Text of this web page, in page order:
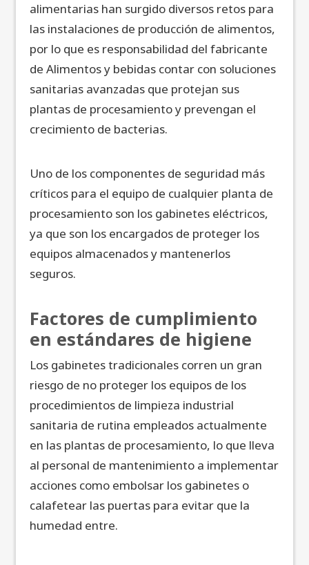
alimentarias han surgido diversos retos para
las instalaciones de producción de alimentos,
por lo que es responsabilidad del fabricante
de Alimentos y bebidas contar con soluciones
sanitarias avanzadas que protejan sus
plantas de procesamiento y prevengan el
crecimiento de bacterias.
Uno de los componentes de seguridad más
críticos para el equipo de cualquier planta de
procesamiento son los gabinetes eléctricos,
ya que son los encargados de proteger los
equipos almacenados y mantenerlos
seguros.
Factores de cumplimiento
en estándares de higiene
Los gabinetes tradicionales corren un gran
riesgo de no proteger los equipos de los
procedimientos de limpieza industrial
sanitaria de rutina empleados actualmente
en las plantas de procesamiento, lo que lleva
al personal de mantenimiento a implementar
acciones como embolsar los gabinetes o
calafetear las puertas para evitar que la
humedad entre.